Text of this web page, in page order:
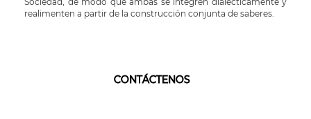
realimenten a partir de la construcción conjunta de saberes.
CONTÁCTENOS